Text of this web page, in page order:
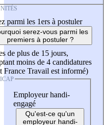
parmi les 1ers à postuler
serez-vous parmi les
premiers à postuler ?
de plus de 15 jours,
moins de 4 candidatures
France Travail est informé)
Employeur handi-
engagé
Qu'est-ce qu'un
employeur handi-